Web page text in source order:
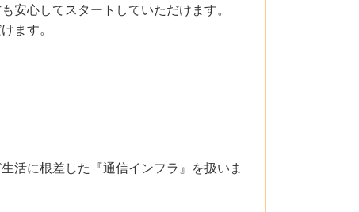
安心してスタートしていただけます。
ます。
活に根差した『通信インフラ』を扱いま